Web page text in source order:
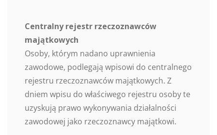
Centralny rejestr rzeczoznawców
majątkowych
Osoby, którym nadano uprawnienia
zawodowe, podlegają wpisowi do centralnego
rejestru rzeczoznawców majątkowych. Z
dniem wpisu do właściwego rejestru osoby te
uzyskują prawo wykonywania działalności
zawodowej jako rzeczoznawcy majątkowi.